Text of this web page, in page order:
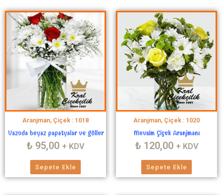
Aranjman, Çiçek : 1018
Vazoda beyaz papatyalar ve güller
₺ 95,00 + KDV
Sepete Ekle
Aranjman, Çiçek : 1020
Mevsim Çiçek Aranjmanı
₺ 120,00 + KDV
Sepete Ekle